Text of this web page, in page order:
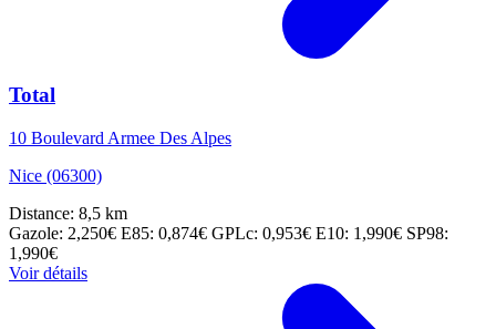
Total
10 Boulevard Armee Des Alpes
Nice (06300)
Distance: 8,5 km
Gazole: 2,250€ E85: 0,874€ GPLc: 0,953€ E10: 1,990€ SP98:
1,990€
Voir détails